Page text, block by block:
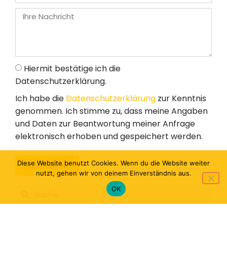
Hiermit bestätige ich die
Datenschutzerklärung.
Ich habe die Datenschutzerklärung zur Kenntnis
genommen. Ich stimme zu, dass meine Angaben
und Daten zur Beantwortung meiner Anfrage
elektronisch erhoben und gespeichert werden.
Absenden
Diese Website benutzt Cookies. Wenn du die Website weiter
nutzt, gehen wir von deinem Einverständnis aus.
OK